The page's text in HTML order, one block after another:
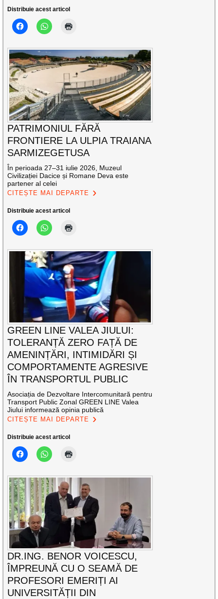
Distribuie acest articol
PATRIMONIUL FĂRĂ
FRONTIERE LA ULPIA TRAIANA
SARMIZEGETUSA
În perioada 27–31 iulie 2026, Muzeul
Civilizației Dacice și Romane Deva este
partener al celei
CITEȘTE MAI DEPARTE
Distribuie acest articol
GREEN LINE VALEA JIULUI:
TOLERANȚĂ ZERO FAȚĂ DE
AMENINȚĂRI, INTIMIDĂRI ȘI
COMPORTAMENTE AGRESIVE
ÎN TRANSPORTUL PUBLIC
Asociația de Dezvoltare Intercomunitară pentru
Transport Public Zonal GREEN LINE Valea
Jiului informează opinia publică
CITEȘTE MAI DEPARTE
Distribuie acest articol
DR.ING. BENOR VOICESCU,
ÎMPREUNĂ CU O SEAMĂ DE
PROFESORI EMERIȚI AI
UNIVERSITĂȚII DIN